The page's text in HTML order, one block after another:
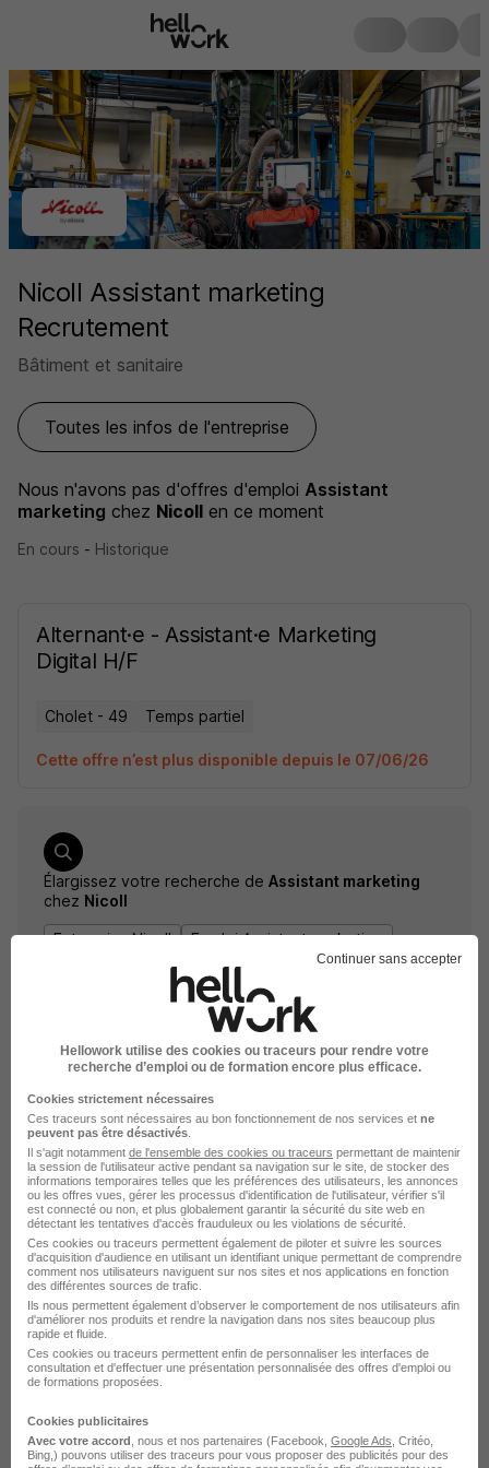
Nicoll Assistant marketing
Recrutement
Bâtiment et sanitaire
Toutes les infos de l'entreprise
Nous n'avons pas d'offres d'emploi Assistant
marketing chez Nicoll en ce moment
En cours - Historique
Alternant·e - Assistant·e Marketing
Digital H/F
Cholet - 49 Temps partiel
Cette offre n’est plus disponible depuis le 07/06/26
Élargissez votre recherche de Assistant marketing
chez Nicoll
Entreprise Nicoll
Emploi Assistant marketing
Entreprise Assistant marketing
DÉPOSEZ VOTRE CV
Rendez votre CV accessible à l’ensemble des
recruteurs de la CVthèque Hellowork.
Rendre mon CV visible
Postuler chez Nicoll par Métier
Continuer sans accepter
Hellowork utilise des cookies ou traceurs pour rendre votre
recherche d’emploi ou de formation encore plus efficace.
Cookies strictement nécessaires
Ces traceurs sont nécessaires au bon fonctionnement de nos services et ne
peuvent pas être désactivés
Il s'agit notamment de l'ensemble des cookies ou traceurs permettant de maintenir
la session de l'utilisateur active pendant sa navigation sur le site, de stocker des
informations temporaires telles que les préférences des utilisateurs, les annonces
ou les offres vues, gérer les processus d'identification de l'utilisateur, vérifier s'il
est connecté ou non, et plus globalement garantir la sécurité du site web en
détectant les tentatives d'accès frauduleux ou les violations de sécurité.
Ces cookies ou traceurs permettent également de piloter et suivre les sources
d'acquisition d'audience en utilisant un identifiant unique permettant de comprendre
comment nos utilisateurs naviguent sur nos sites et nos applications en fonction
des différentes sources de trafic.
Ils nous permettent également d’observer le comportement de nos utilisateurs afin
d'améliorer nos produits et rendre la navigation dans nos sites beaucoup plus
rapide et fluide.
Ces cookies ou traceurs permettent enfin de personnaliser les interfaces de
consultation et d'effectuer une présentation personnalisée des offres d'emploi ou
de formations proposées.
Cookies publicitaires
Avec votre accord , nous et nos partenaires (Facebook, Google Ads , Critéo,
Bing,) pouvons utiliser des traceurs pour vous proposer des publicités pour des